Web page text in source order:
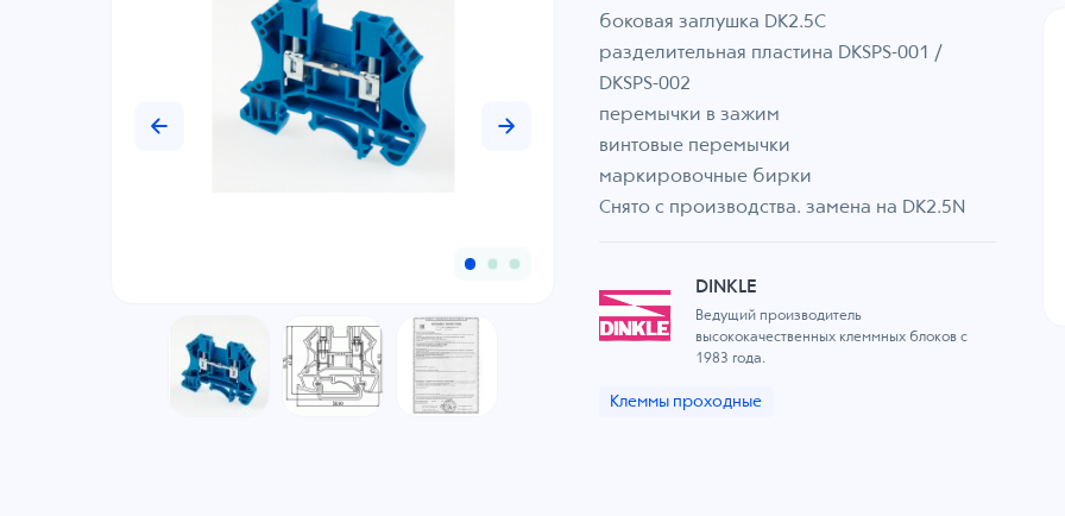
боковая заглушка DK2.5C
разделительная пластина DKSPS-001 /
DKSPS-002
перемычки в зажим
винтовые перемычки
маркировочные бирки
Снято с производства. замена на DK2.5N
DINKLE
Ведущий производитель
высококачественных клеммных блоков с
1983 года.
Клеммы проходные